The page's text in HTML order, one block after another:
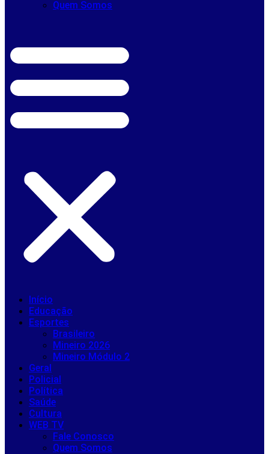
Quem Somos
Início
Educação
Esportes
Brasileiro
Mineiro 2026
Mineiro Módulo 2
Geral
Policial
Política
Saúde
Cultura
WEB TV
Fale Conosco
Quem Somos